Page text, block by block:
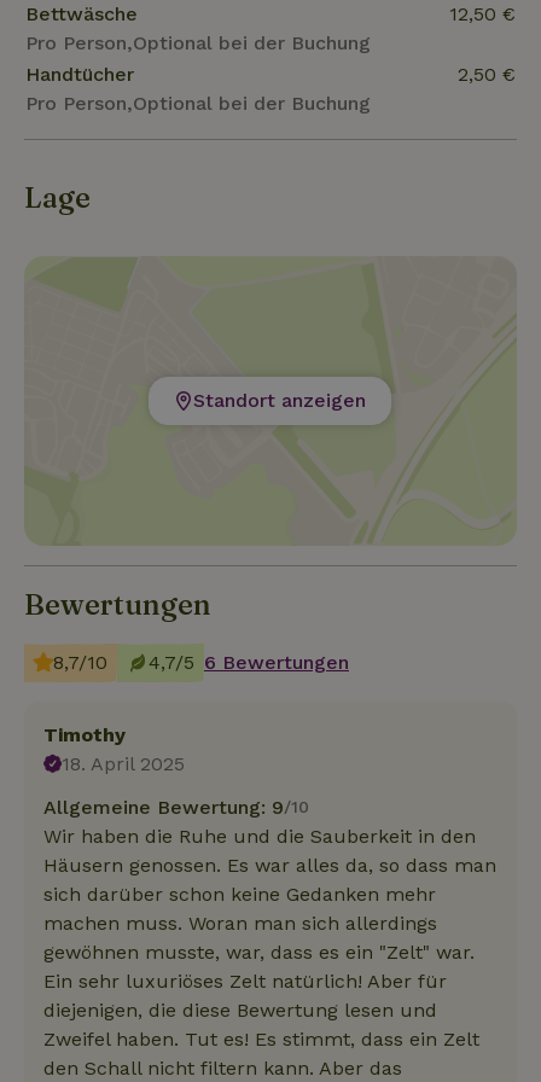
Bettwäsche
Pro Person,Optional bei der Buchung
12,50 €
Handtücher
Pro Person,Optional bei der Buchung
2,50 €
Lage
Standort anzeigen
Bewertungen
8,7/10 4,7/5 6 Bewertungen
Timothy
18. April 2025
Allgemeine Bewertung: 9/10
Wir haben die Ruhe und die Sauberkeit in den
Häusern genossen. Es war alles da, so dass man
sich darüber schon keine Gedanken mehr
machen muss. Woran man sich allerdings
gewöhnen musste, war, dass es ein "Zelt" war.
Ein sehr luxuriöses Zelt natürlich! Aber für
diejenigen, die diese Bewertung lesen und
Zweifel haben. Tut es! Es stimmt, dass ein Zelt
den Schall nicht filtern kann. Aber das